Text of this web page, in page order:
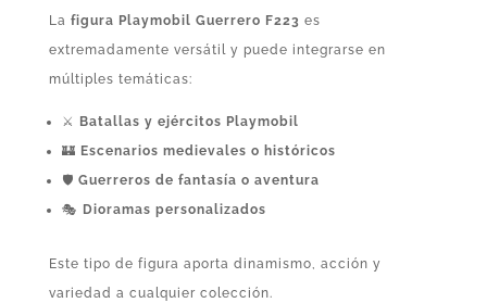
La figura Playmobil Guerrero F223 es
extremadamente versátil y puede integrarse en
múltiples temáticas:
⚔️
Batallas y ejércitos Playmobil
🏰 Escenarios medievales o históricos
🛡️ Guerreros de fantasía o aventura
🎭 Dioramas personalizados
Este tipo de figura aporta dinamismo, acción y
variedad a cualquier colección.